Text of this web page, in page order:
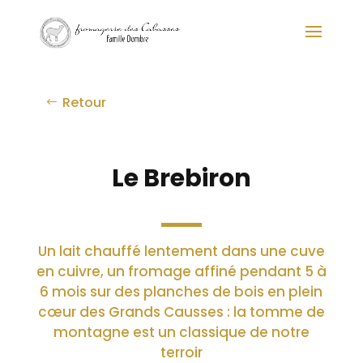
Retour
Le Brebiron
Un lait chauffé lentement dans une cuve
en cuivre, un fromage affiné pendant 5 à
6 mois sur des planches de bois en plein
cœur des Grands Causses : la tomme de
montagne est un classique de notre
terroir